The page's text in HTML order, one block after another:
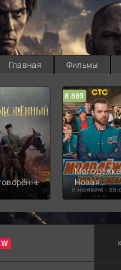
Главная Фильмы
8.889
Новая
смена